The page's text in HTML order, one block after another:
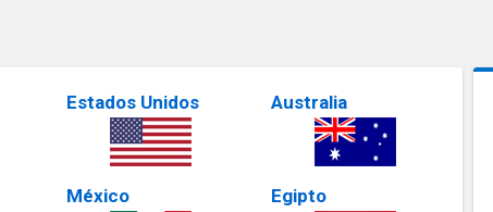
Estados Unidos
México
Australia
Egipto